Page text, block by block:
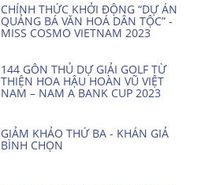
CHÍNH THỨC KHỞI ĐỘNG “DỰ ÁN
QUẢNG BÁ VĂN HOÁ DÂN TỘC” -
MISS COSMO VIETNAM 2023
144 GÔN THỦ DỰ GIẢI GOLF TỪ
THIỆN HOA HẬU HOÀN VŨ VIỆT
NAM – NAM A BANK CUP 2023
GIẢM KHẢO THỨ BA - KHÁN GIẢ
BÌNH CHỌN